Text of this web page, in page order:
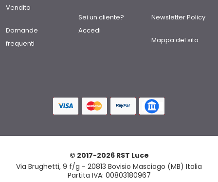
Vendita
Domande
frequenti
Sei un cliente?
Accedi
Newsletter Policy
Mappa del sito
© 2017-2026 RST Luce
Via Brughetti, 9 f/g - 20813 Bovisio Masciago (MB) Italia
Partita IVA: 00803180967